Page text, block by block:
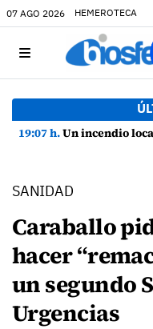
07 AGO 2026 HEMEROTECA
19:07 h.Un incendio localizado en
SANIDAD
Caraballo
hacer
un segundo
Urgencias